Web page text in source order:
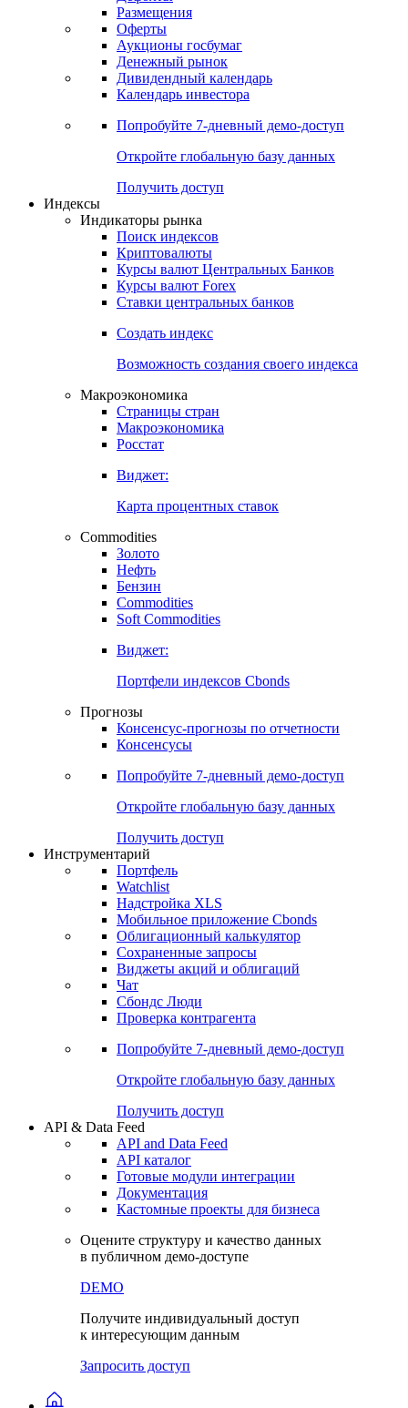
Получить доступ
Календарь
Календарь событий
Дефолты
Размещения
Оферты
Денежный рынок
Календарь инвестора
Попробуйте7-дневный
Откройте глобальную базу данных
Получить доступ
Индикаторы рынка
Поиск индексов
Курсы валют Центральных Банков
Ставки центральных банков
Создать индекс
Возможность создания своего индекса
Страницы стран
Росстат
Виджет:
Карта процентных ставок
Commodities
Золото
Бензин
Soft Commodities
Виджет:
Портфели индексов Cbonds
Прогнозы
Консенсусы
Попробуйте7-дневный
Откройте глобальную базу данных
Получить доступ
Инструментарий
Портфель
Watchlist
Надстройка XLS
Мобильное приложение Cbonds
Облигационный калькулятор
Сохраненные запросы
Чат
Проверка контрагента
Попробуйте7-дневный
Откройте глобальную базу данных
Получить доступ
API & Data Feed
API and Data Feed
Готовые модули интеграции
Документация
в публичном демо-доступе